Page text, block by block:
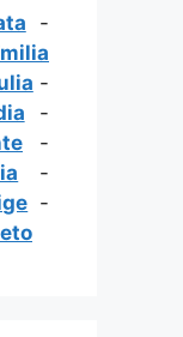
-
-
-
-
-
-